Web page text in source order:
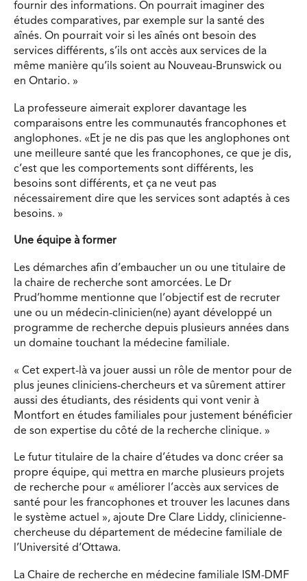
fournir des informations. On pourrait imaginer des
études comparatives, par exemple sur la santé des
aînés. On pourrait voir si les aînés ont besoin des
services différents, s’ils ont accès aux services de la
même manière qu’ils soient au Nouveau-Brunswick ou
en Ontario. »
La professeure aimerait explorer davantage les
comparaisons entre les communautés francophones et
anglophones. «Et je ne dis pas que les anglophones ont
une meilleure santé que les francophones, ce que je dis,
c’est que les comportements sont différents, les
besoins sont différents, et ça ne veut pas
nécessairement dire que les services sont adaptés à ces
besoins. »
Une équipe à former
Les démarches afin d’embaucher un ou une titulaire de
la chaire de recherche sont amorcées. Le Dr
Prud’homme mentionne que l’objectif est de recruter
une ou un médecin-clinicien(ne) ayant développé un
programme de recherche depuis plusieurs années dans
un domaine touchant la médecine familiale.
« Cet expert-là va jouer aussi un rôle de mentor pour de
plus jeunes cliniciens-chercheurs et va sûrement attirer
aussi des étudiants, des résidents qui vont venir à
Montfort en études familiales pour justement bénéficier
de son expertise du côté de la recherche clinique. »
Le futur titulaire de la chaire d’études va donc créer sa
propre équipe, qui mettra en marche plusieurs projets
de recherche pour « améliorer l’accès aux services de
santé pour les francophones et trouver les lacunes dans
le système actuel », ajoute Dre Clare Liddy, clinicienne-
chercheuse du département de médecine familiale de
l’Université d’Ottawa.
La Chaire de recherche en médecine familiale ISM-DMF